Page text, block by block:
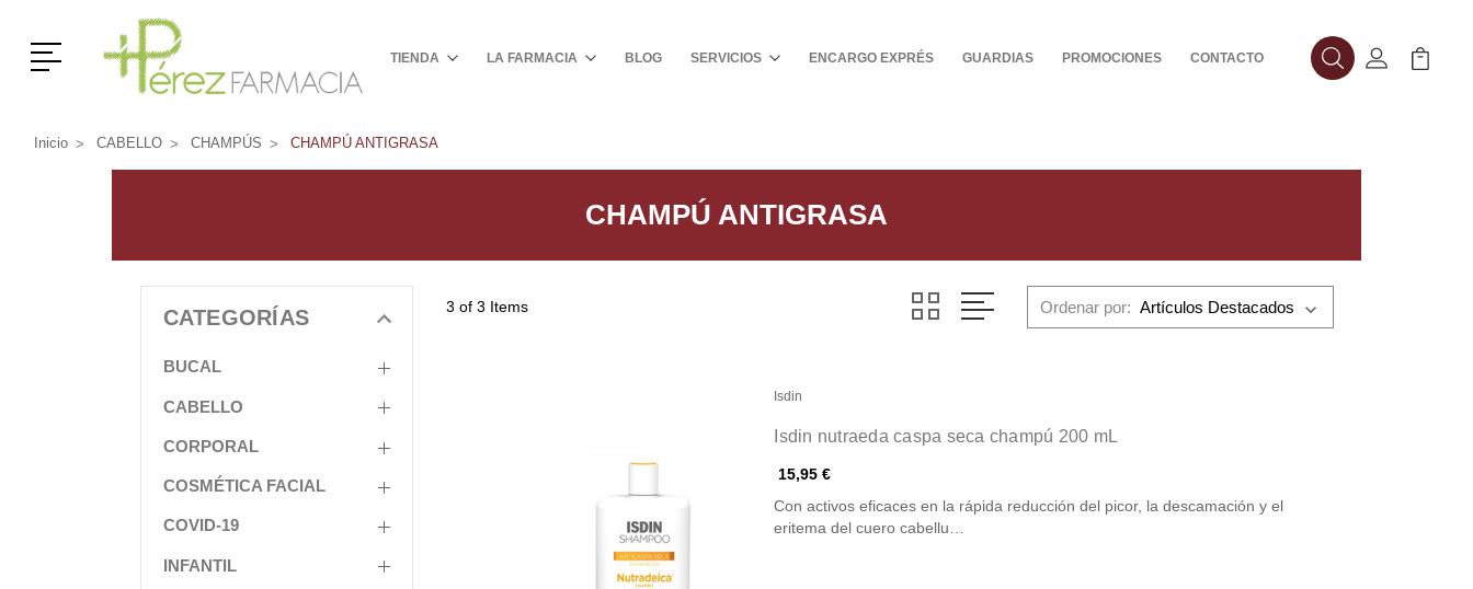
Menú TIENDA LA FARMACIA BLOG SERVICIOS ENCARGO EXPRÉS GUARDIAS PROMOCIONES CONTACTO BuscarMi Cuenta
Mi
Inicio CABELLO CHAMPÚS CHAMPÚ ANTIGRASA
CHAMPÚ ANTIGRASA
CATEGORÍAS
BUCAL
CABELLO
CORPORAL
COSMÉTICA FACIAL
COVID-19
INFANTIL
3 of 3 Items Ordenar por:
Isdin
Isdin nutraeda caspa seca champú 200 mL
15,95 €
Con activos eficaces en la rápida reducción del picor, la descamación y el
eritema del cuero cabellu…